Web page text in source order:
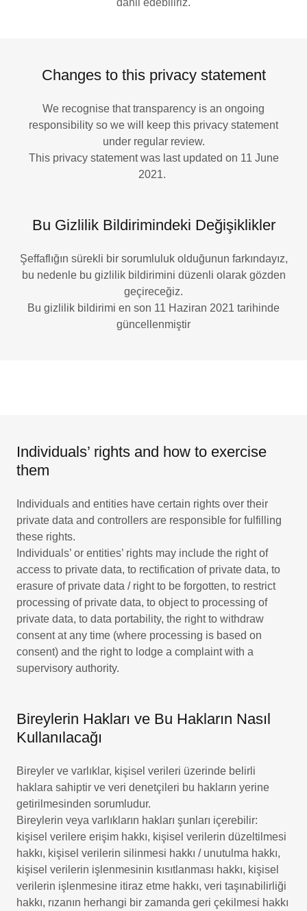
dahil edebiliriz.
Changes to this privacy statement
We recognise that transparency is an ongoing
responsibility so we will keep this privacy statement
under regular review.
This privacy statement was last updated on 11 June
2021.
Bu Gizlilik Bildirimindeki Değişiklikler
Şeffaflığın sürekli bir sorumluluk olduğunun farkındayız,
bu nedenle bu gizlilik bildirimini düzenli olarak gözden
geçireceğiz.
Bu gizlilik bildirimi en son 11 Haziran 2021 tarihinde
güncellenmiştir
Individuals’ rights and how to exercise
them
Individuals and entities have certain rights over their
private data and controllers are responsible for fulfilling
these rights.
Individuals’ or entities’ rights may include the right of
access to private data, to rectification of private data, to
erasure of private data / right to be forgotten, to restrict
processing of private data, to object to processing of
private data, to data portability, the right to withdraw
consent at any time (where processing is based on
consent) and the right to lodge a complaint with a
supervisory authority.
Bireylerin Hakları ve Bu Hakların Nasıl
Kullanılacağı
Bireyler ve varlıklar, kişisel verileri üzerinde belirli
haklara sahiptir ve veri denetçileri bu hakların yerine
getirilmesinden sorumludur.
Bireylerin veya varlıkların hakları şunları içerebilir:
kişisel verilere erişim hakkı, kişisel verilerin düzeltilmesi
hakkı, kişisel verilerin silinmesi hakkı / unutulma hakkı,
kişisel verilerin işlenmesinin kısıtlanması hakkı, kişisel
verilerin işlenmesine itiraz etme hakkı, veri taşınabilirliği
hakkı, rızanın herhangi bir zamanda geri çekilmesi hakkı